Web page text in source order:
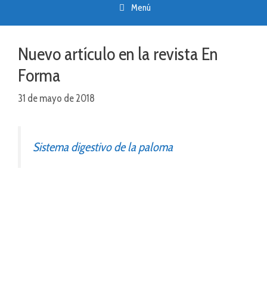
Menú
Nuevo artículo en la revista En
Forma
31 de mayo de 2018
Sistema digestivo de la paloma